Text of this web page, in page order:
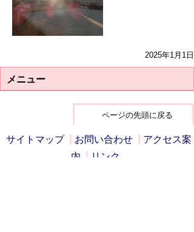
2025年1月1日
メニュー
ページの先頭に戻る
サイトマップ お問い合わせ
アクセス案
内
リンク